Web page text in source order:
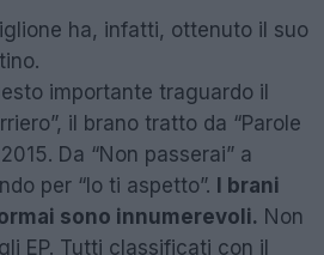
ha, infatti, ottenuto il suo
importante traguardo il
il brano tratto da “Parole
Da “Non passerai” a
per “Io ti aspetto”. I brani
sono innumerevoli. Non
EP. Tutti classificati con il